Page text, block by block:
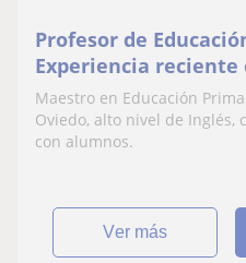
Profesor de
Experiencia reciente
Maestro en Educación
Oviedo, alto nivel de Inglés,
con alumnos.
ver más